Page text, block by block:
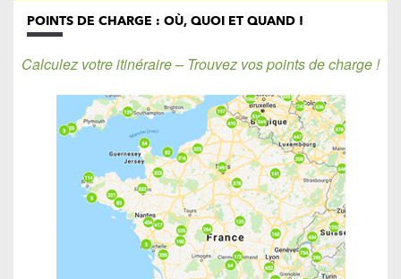
POINTS DE CHARGE : OÙ, QUOI ET QUAND !
Calculez votre itinéraire – Trouvez vos points de charge !